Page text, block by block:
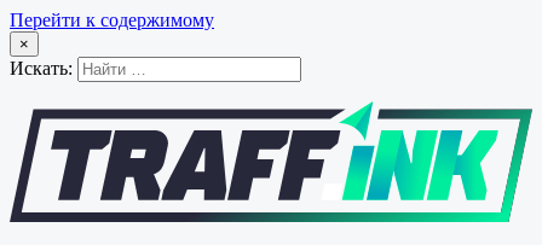
Перейти к содержимому
×
Искать: